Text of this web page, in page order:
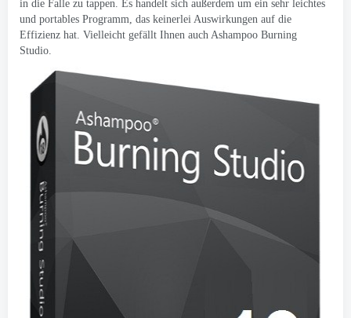
in die Falle zu tappen. Es handelt sich außerdem um ein sehr leichtes
und portables Programm, das keinerlei Auswirkungen auf die
Effizienz hat. Vielleicht gefällt Ihnen auch Ashampoo Burning
Studio.